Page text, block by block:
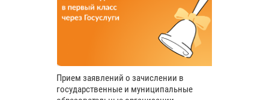
Прием заявлений о зачислении в
государственные и муниципальные